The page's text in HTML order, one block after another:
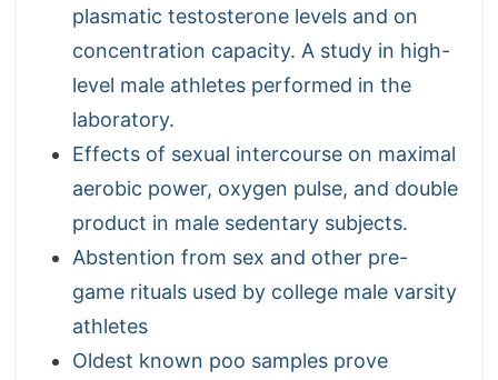
plasmatic testosterone levels and on
concentration capacity. A study in high-
level male athletes performed in the
laboratory.
Effects of sexual intercourse on maximal
aerobic power, oxygen pulse, and double
product in male sedentary subjects.
Abstention from sex and other pre-
game rituals used by college male varsity
athletes
Oldest known poo samples prove